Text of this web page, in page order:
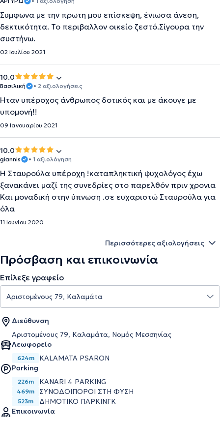
Συμφωνα με την πρωτη μου επίσκεψη, ένιωσα άνεση,
δεκτικότητα. Το περιβαλλον οικείο ζεστό.Σίγουρα την
συστήνω.
02 Ιουλίου 2021
10.0
Βασιλική • 2 αξιολογήσεις
Ήταν υπέροχος άνθρωπος δοτικός και με άκουγε με
υπομονή!!
09 Ιανουαρίου 2021
10.0
giannis • 1 αξιολόγηση
Η Σταυρούλα υπέροχη !καταπληκτική ψυχολόγος έχω
ξανακάνει μαζί της συνεδρίες στο παρελθόν πριν χρονια
Και μοναδική στην ύπνωση .σε ευχαριστώ Σταυρούλα για
όλα
11 Ιουνίου 2020
Περισσότερες αξιολογήσεις
Πρόσβαση και επικοινωνία
Επίλεξε γραφείο
Διεύθυνση
Αριστομένους 79, Καλαμάτα, Νομός Μεσσηνίας
Λεωφορείο
624m
KALAMATA PSARON
Parking
226m KANARI 4 PARKING
469m ΣΥΝΟΔΟΙΠΟΡΟΙ ΣΤΗ ΦΥΣΗ
523m
ΔΗΜΟΤΙΚΟ ΠΑΡΚΙΝΓΚ
Επικοινωνία